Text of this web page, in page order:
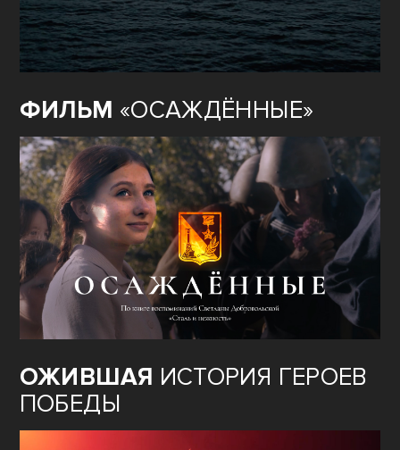
ФИЛЬМ «ОСАЖДЁННЫЕ»
ОЖИВШАЯ ИСТОРИЯ ГЕРОЕВ
ПОБЕДЫ